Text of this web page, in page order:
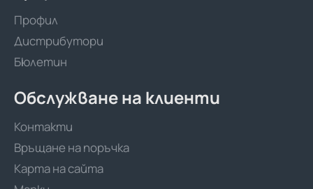
Профил
Дистрибутори
Бюлетин
Обслужване на клиенти
Контакти
Връщане на поръчка
Карта на сайта